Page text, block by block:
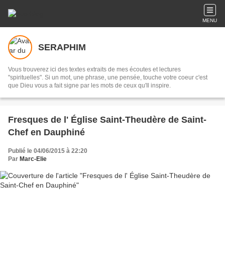
MENU
SERAPHIM
Vous trouverez ici des textes extraits de mes écoutes et lectures
"spirituelles". Si un mot, une phrase, une pensée, touche votre coeur c'est
que Dieu vous a fait signe par les mots de ceux qu'Il inspire.
Fresques de l' Église Saint-Theudère de Saint-
Chef en Dauphiné
Publié le 04/06/2015 à 22:20
Par Marc-Elie